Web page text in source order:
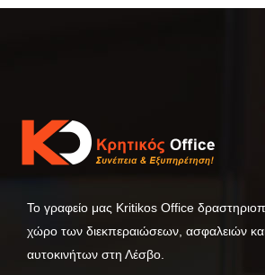
Το γραφείο μας Kritikos Office
χώρο των διεκπεραιώσεων, ασφαλειών και
αυτοκινήτων στη Λέσβο.